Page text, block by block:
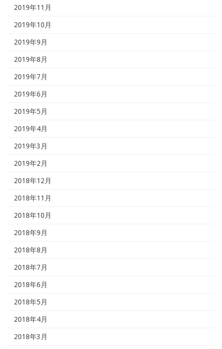
2019年11月
2019年10月
2019年9月
2019年8月
2019年7月
2019年6月
2019年5月
2019年4月
2019年3月
2019年2月
2018年12月
2018年11月
2018年10月
2018年9月
2018年8月
2018年7月
2018年6月
2018年5月
2018年4月
2018年3月